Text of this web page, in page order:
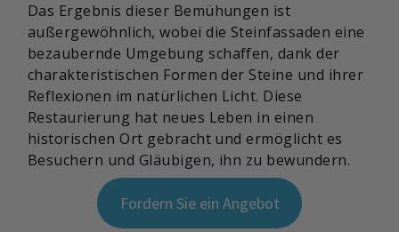
Das Ergebnis dieser Bemühungen ist
außergewöhnlich, wobei die Steinfassaden eine
bezaubernde Umgebung schaffen, dank der
charakteristischen Formen der Steine und ihrer
Reflexionen im natürlichen Licht. Diese
Restaurierung hat neues Leben in einen
historischen Ort gebracht und ermöglicht es
Besuchern und Gläubigen, ihn zu bewundern.
Fordern Sie ein Angebot